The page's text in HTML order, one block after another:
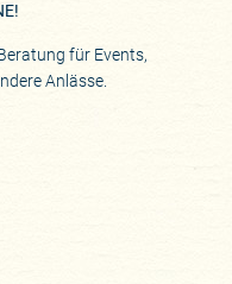
für Events,
Anlässe.